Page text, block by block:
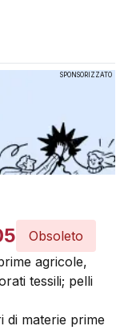
SPONSORIZZATO
Obsoleto
agricole,
tessili; pelli
di materie prime